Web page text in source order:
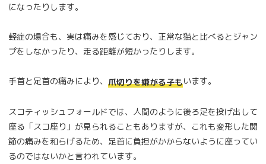
になったりします。
軽症の場合も、実は痛みを感じており、正常な猫と比べるとジャン
プをしなかったり、走る距離が短かったりします。
手首と足首の痛みにより、 爪切りを嫌がる子もいます。
スコティッシュフォールドでは、人間のように後ろ足を投げ出して
座る「スコ座り」が見られることもありますが、これも変形した関
節の痛みを和らげるため、足首に負担がかからないように座ってい
るのではないかと言われています。